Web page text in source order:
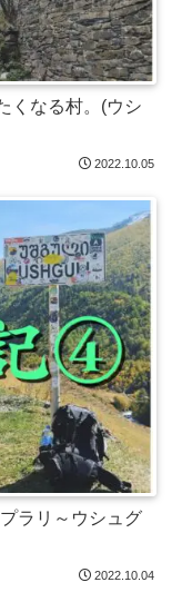
くなる村。(ウシ
2022.10.05
ラリ～ウシュグ
2022.10.04